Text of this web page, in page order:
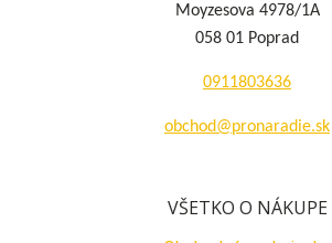
Moyzesova 4978/1A
058 01 Poprad
0911803636
obchod@pronaradie.sk
VŠETKO O NÁKUPE